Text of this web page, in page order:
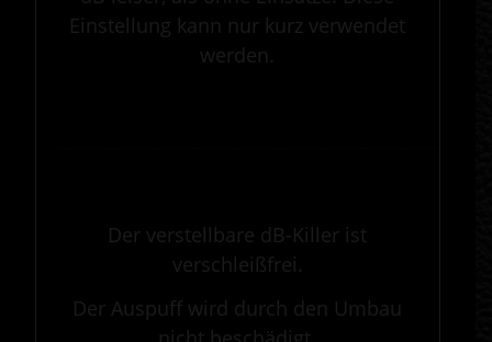
Einstellung kann nur kurz verwendet
werden.
Der verstellbare dB-Killer ist
verschleißfrei.
Der Auspuff wird durch den Umbau